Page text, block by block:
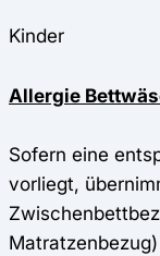
Kinder
Allergie
Sofern eine
vorliegt,